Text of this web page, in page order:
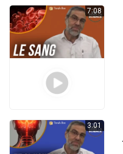
7:08
3:01